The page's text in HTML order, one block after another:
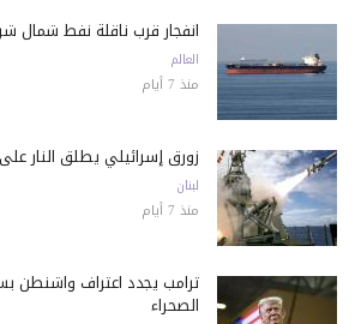
انفجار قرب ناقلة نفط شمال
العالم
منذ 7 أيام
زورق إسرائيلي يطلق النار
لبنان
منذ 7 أيام
ترامب يجدد اعتراف واشنطن
الصحراء